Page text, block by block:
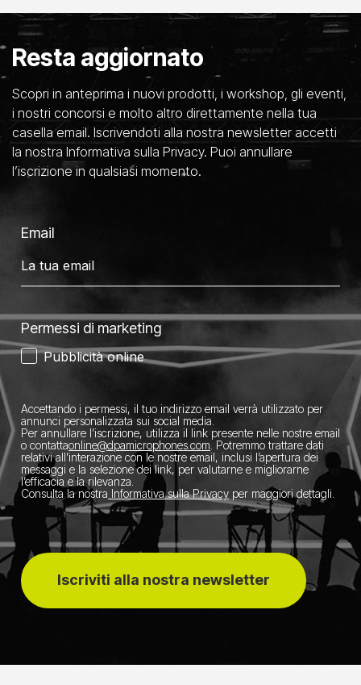
Resta aggiornato
Scopri in anteprima i nuovi prodotti, i workshop, gli eventi,
i nostri concorsi e molto altro direttamente nella tua
casella email. Iscrivendoti alla nostra newsletter accetti
la nostra Informativa sulla Privacy. Puoi annullare
l’iscrizione in qualsiasi momento.
Email
Permessi di marketing
Pubblicità online
Accettando i permessi, il tuo indirizzo email verrà utilizzato per
annunci personalizzata sui social media.
Per annullare l’iscrizione, utilizza il link presente nelle nostre email
o contatta​online@dpamicrophones.com . Potremmo trattare dati
relativi all’interazione con le nostre email, inclusi l’apertura dei
messaggi e la selezione dei link, per valutarne e migliorarne
l’efficacia e la rilevanza.
Consulta la nostra Informativa sulla Privacy per maggiori dettagli.
Iscriviti alla nostra newsletter